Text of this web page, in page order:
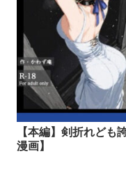
【本編】剣折れども誇りは砕けず
漫画】